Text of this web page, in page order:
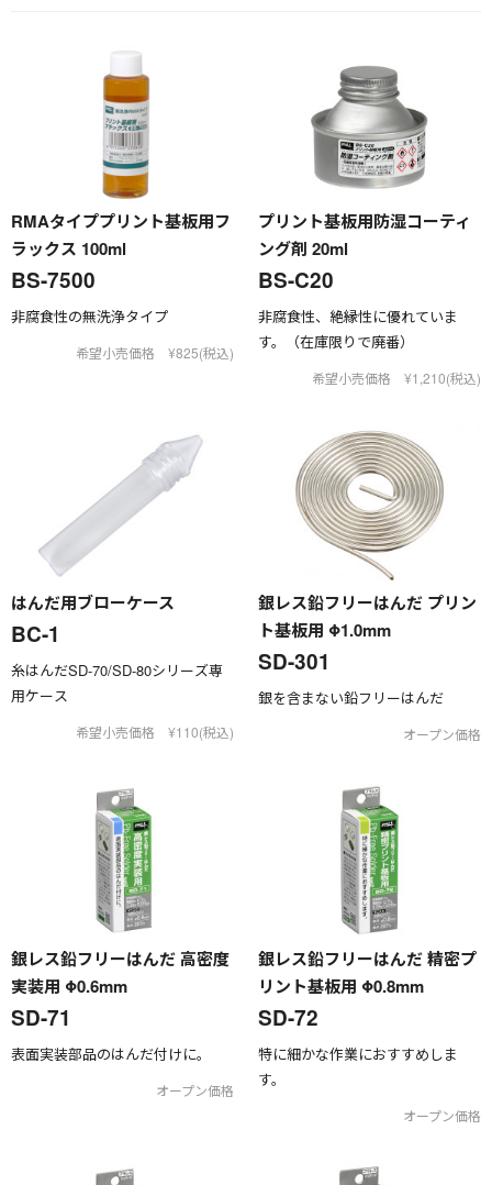
RMAタイププリント基板用フ
ラックス 100ml
BS-7500
非腐食性の無洗浄タイプ
希望小売価格 ¥825(税込)
プリント基板用防湿コーティ
ング剤 20ml
BS-C20
非腐食性、絶縁性に優れていま
す。（在庫限りで廃番）
希望小売価格 ¥1,210(税込)
はんだ用ブローケース
BC-1
糸はんだSD-70/SD-80シリーズ専
用ケース
希望小売価格 ¥110(税込)
銀レス鉛フリーはんだ プリン
ト基板用 Φ1.0mm
SD-301
銀を含まない鉛フリーはんだ
オープン価格
銀レス鉛フリーはんだ 高密度
実装用 Φ0.6mm
SD-71
表面実装部品のはんだ付けに。
オープン価格
銀レス鉛フリーはんだ 精密プ
リント基板用 Φ0.8mm
SD-72
特に細かな作業におすすめしま
す。
オープン価格